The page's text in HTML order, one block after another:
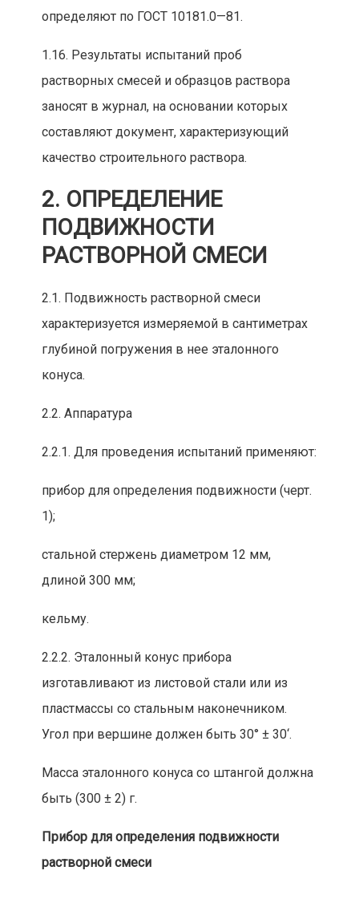
определяют по ГОСТ 10181.0—81.
1.16. Результаты испытаний проб
растворных смесей и образцов раствора
заносят в журнал, на основании которых
составляют документ, характеризующий
качество строительного раствора.
2. ОПРЕДЕЛЕНИЕ
ПОДВИЖНОСТИ
РАСТВОРНОЙ СМЕСИ
2.1. Подвижность растворной смеси
характеризуется измеряемой в сантиметрах
глубиной погружения в нее эталонного
конуса.
2.2. Аппаратура
2.2.1. Для проведения испытаний применяют:
прибор для определения подвижности (черт.
1);
стальной стержень диаметром 12 мм,
длиной 300 мм;
кельму.
2.2.2. Эталонный конус прибора
изготавливают из листовой стали или из
пластмассы со стальным наконечником.
Угол при вершине должен быть 30° ± 30‘.
Масса эталонного конуса со штангой должна
быть (300 ± 2) г.
Прибор для определения подвижности
растворной смеси